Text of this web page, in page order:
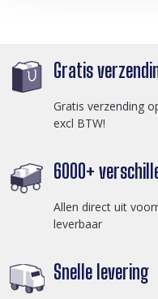
Gratis
Gratis verzending
excl BTW!
6000+
Allen direct uit
leverbaar
Snelle levering